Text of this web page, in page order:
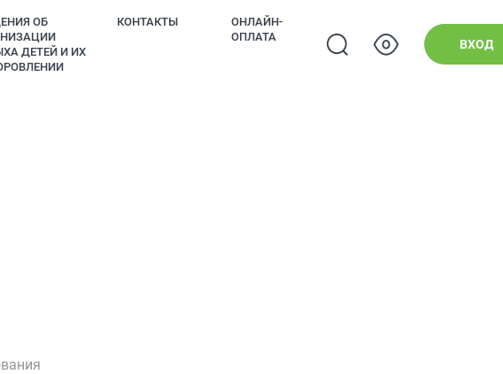
ОБ
ДЕТЕЙ И ИХ
КОНТАКТЫ
ОНЛАЙН-
ОПЛАТА
ВХОД